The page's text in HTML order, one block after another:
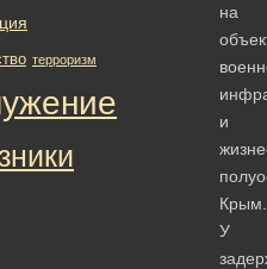
на
и
Крым.
У
терроризм